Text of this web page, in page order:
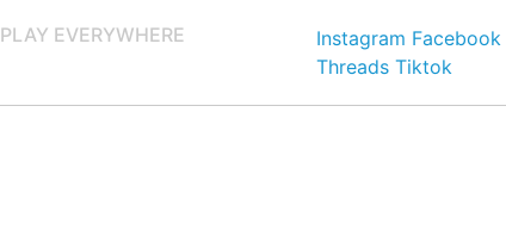
PLAY EVERYWHERE Instagram Facebook
Threads Tiktok